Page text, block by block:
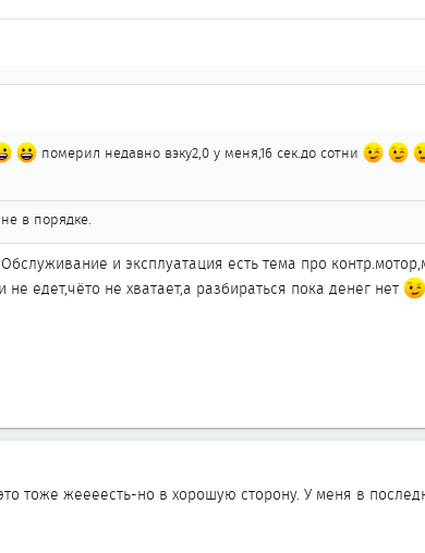
померил недавно вэку2,0 у меня,16 сек.до сотни
в порядке.
и эксплуатация есть тема про
едет,чёто не хватает,а разбираться пока денег нет
тоже жеееесть-но в хорошую сторону. У меня в